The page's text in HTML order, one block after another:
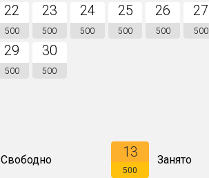
22
500
23
500
24
500
25
500
26
500
27
500
29
500
30
500
Свободно 13
500
Занято